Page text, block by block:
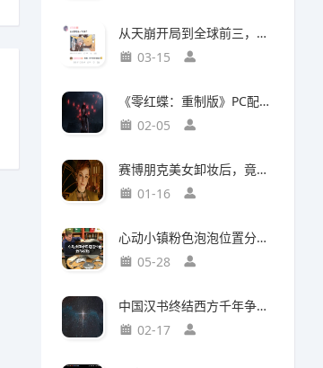
从天崩开局到全球前三，这还是我认识的“少前2”？
03-15
《零红蝶：重制版》PC配置公开：推荐配置RTX2060 1080p/30帧
02-05
赛博朋克美女卸妆后，竟然比浓妆时更惊艳？
01-16
心动小镇粉色泡泡位置分布攻略
05-28
中国汉书终结西方千年争吵：伯利恒之星是真实存在
02-17